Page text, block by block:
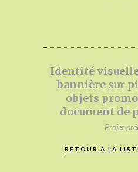
Identité
bannière sur
objets
document de
Projet
RETOUR À LA